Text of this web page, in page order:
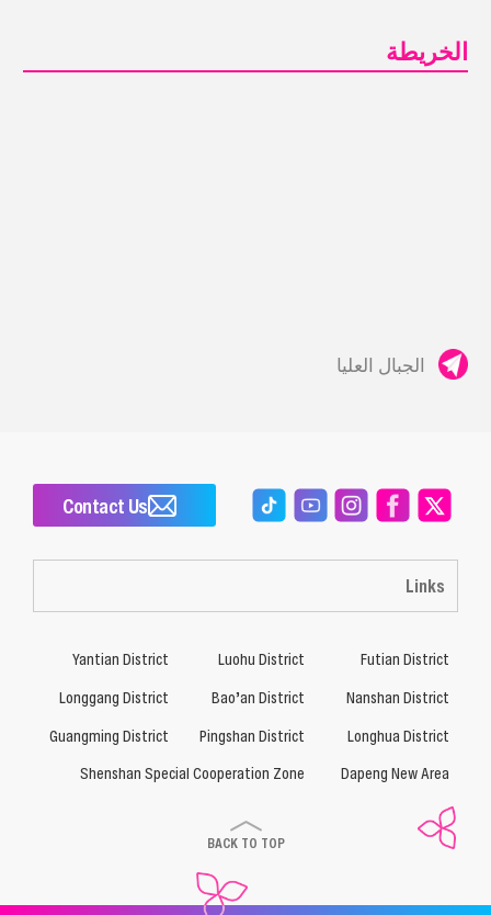
الخريطة
الجبال العليا
Links
Contact Us
Futian District
Luohu District
Yantian District
Nanshan District
Bao’an District
Longgang District
Longhua District
Pingshan District
Guangming District
Dapeng New Area
Shenshan Special Cooperation Zone
BACK TO TOP